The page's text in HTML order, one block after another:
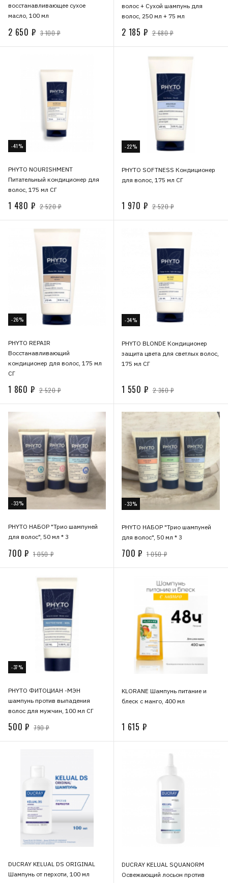
восстанавливающее сухое
масло, 100 мл
2 650 ₽ 3 100 ₽
волос + Сухой шампунь для
волос, 250 мл + 75 мл
2 185 ₽ 2 680 ₽
-41%
PHYTO NOURISHMENT
Питательный кондиционер для
волос, 175 мл СГ
1 480 ₽ 2 520 ₽
-22%
PHYTO SOFTNESS Кондиционер
для волос, 175 мл СГ
1 970 ₽ 2 520 ₽
-26%
PHYTO REPAIR
Восстанавливающий
кондиционер для волос, 175 мл
СГ
1 860 ₽ 2 520 ₽
-34%
PHYTO BLONDE Кондиционер
защита цвета для светлых волос,
175 мл СГ
1 550 ₽ 2 360 ₽
-33%
PHYTO НАБОР "Трио шампуней
для волос", 50 мл * 3
700 ₽ 1 050 ₽
-33%
PHYTO НАБОР "Трио шампуней
для волос", 50 мл * 3
700 ₽ 1 050 ₽
-37%
PHYTO ФИТОЦИАН -МЭН
шампунь против выпадения
волос для мужчин, 100 мл СГ
500 ₽ 790 ₽
KLORANE Шампунь питание и
блеск с манго, 400 мл
1 615 ₽
DUCRAY KELUAL DS ORIGINAL
Шампунь от перхоти, 100 мл
DUCRAY KELUAL SQUANORM
Освежающий лосьон против